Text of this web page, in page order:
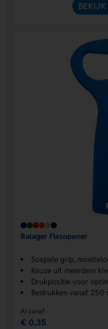
Ralager Flesopener
Soepele grip,
Keuze uit meerdere
Drukpositie voor
Bedrukken vanaf 250
Al vanaf
€ 0,35